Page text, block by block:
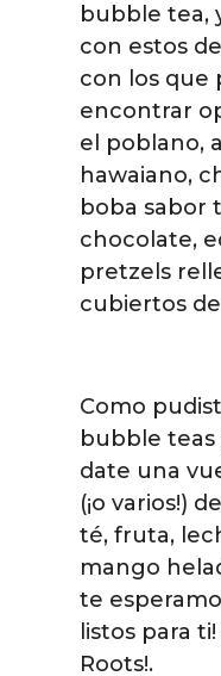
bubble tea,
con estos
con los que
encontrar
el poblano,
hawaiano,
boba sabor
chocolate,
pretzels
cubiertos
Como
bubble teas
date una
(¡o varios!)
té, fruta,
mango
te
listos para
Roots!.